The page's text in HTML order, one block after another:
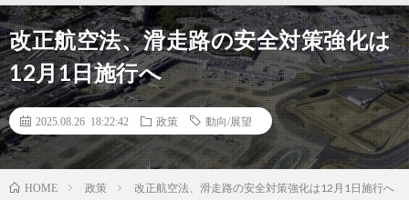
改正航空法、滑走路の安全対策強化は
12月1日施行へ
2025.08.26 18:22:42 政策 動向/展望
HOME 政策 改正航空法、滑走路の安全対策強化は12月1日施行へ